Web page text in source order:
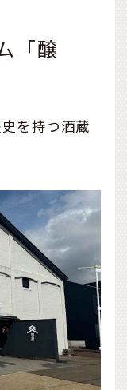
てがありま
根付くの
」の食文
うに人と人
と歴史には
の「粋」を発
トです。
「醸
を持つ酒蔵